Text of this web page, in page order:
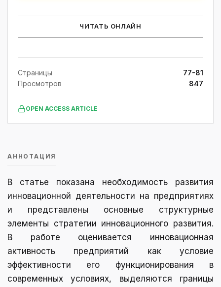
ЧИТАТЬ ОНЛАЙН
Страницы
77-81
Просмотров
847
OPEN ACCESS ARTICLE
АННОТАЦИЯ
В статье показана необходимость развития
инновационной деятельности на предприятиях
и представлены основные структурные
элементы стратегии инновационного развития.
В работе оценивается инновационная
активность предприятий как условие
эффективности его функционирования в
современных условиях, выделяются границы